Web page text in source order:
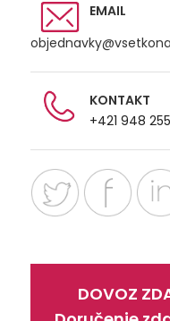
EMAIL
KONTAKT
+421 948
DOVOZ